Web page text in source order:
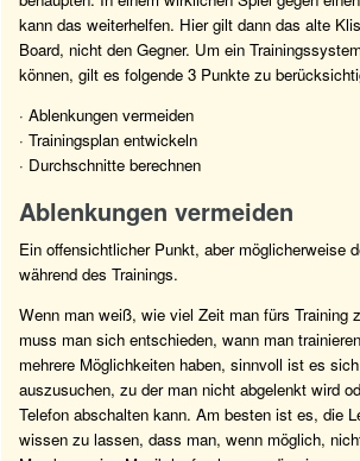
kann das weiterhelfen. Hier gilt dann das alte
Board, nicht den Gegner. Um ein
können, gilt es folgende 3 Punkte zu
· Ablenkungen vermeiden
· Trainingsplan entwickeln
· Durchschnitte berechnen
Ablenkungen vermeiden
Ein offensichtlicher Punkt, aber möglicherweise
während des Trainings.
Wenn man weiß, wie viel Zeit man fürs Training
muss man sich entschieden, wann man
mehrere Möglichkeiten haben, sinnvoll ist es
auszusuchen, zu der man nicht abgelenkt wird
Telefon abschalten kann. Am besten ist es, die
wissen zu lassen, dass man, wenn möglich,